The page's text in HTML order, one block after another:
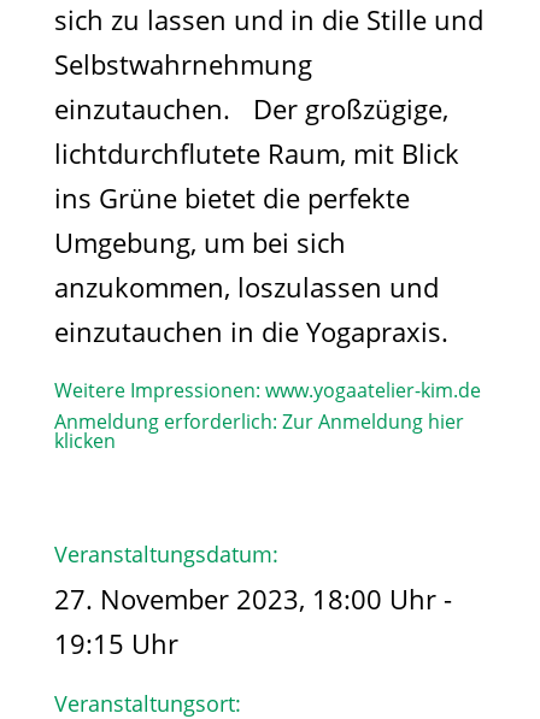
sich zu lassen und in die Stille und
Selbstwahrnehmung
einzutauchen. Der großzügige,
lichtdurchflutete Raum, mit Blick
ins Grüne bietet die perfekte
Umgebung, um bei sich
anzukommen, loszulassen und
einzutauchen in die Yogapraxis.
Weitere Impressionen: www.yogaatelier-kim.de​
Anmeldung erforderlich: Zur Anmeldung hier
klicken
Veranstaltungsdatum:
27. November 2023, 18:00 Uhr -
19:15 Uhr
Veranstaltungsort: